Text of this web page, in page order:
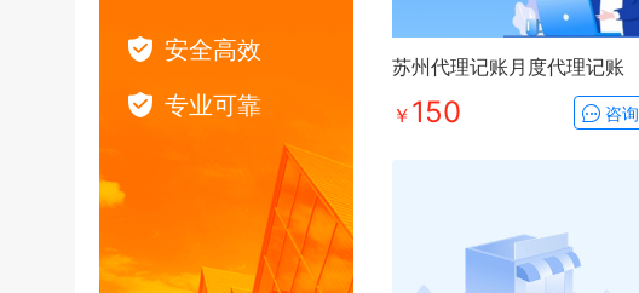
安全高效
专业可靠
苏州代理记账月度代理记账
￥ 150 咨询